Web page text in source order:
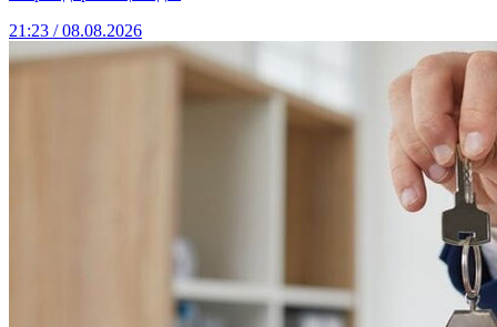
21:23 / 08.08.2026